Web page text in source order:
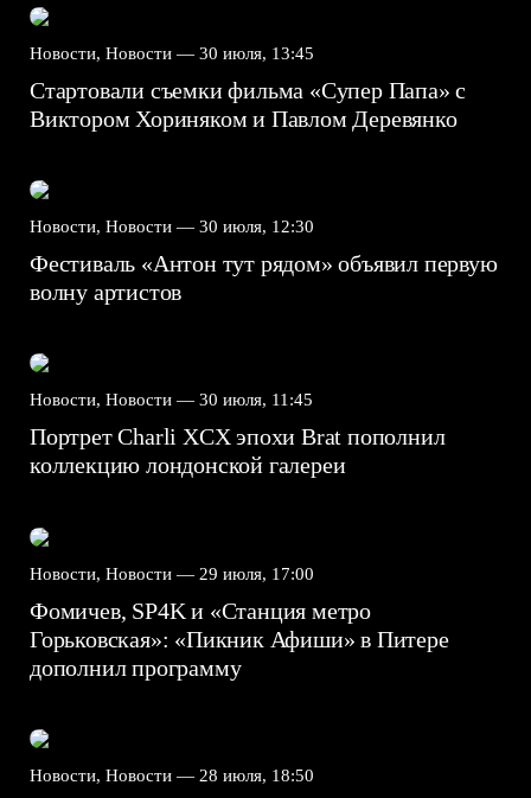
Новости, Новости — 30 июля, 13:45
Стартовали съемки фильма «Супер Папа» с
Виктором Хориняком и Павлом Деревянко
Новости, Новости — 30 июля, 12:30
Фестиваль «Антон тут рядом» объявил первую
волну артистов
Новости, Новости — 30 июля, 11:45
Портрет Charli XCX эпохи Brat пополнил
коллекцию лондонской галереи
Новости, Новости — 29 июля, 17:00
Фомичев, SP4K и «Станция метро
Горьковская»: «Пикник Афиши» в Питере
дополнил программу
Новости, Новости — 28 июля, 18:50